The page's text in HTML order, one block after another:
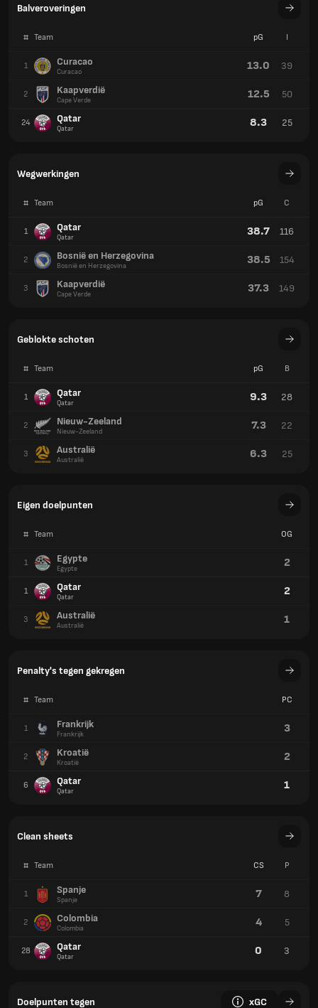
Balveroveringen
# Team pG I
1 Curacao
Curacao 13.0 39
2 Kaapverdië
Cape Verde 12.5 50
24 Qatar
Qatar 8.3 25
Wegwerkingen
# Team pG C
1 Qatar
Qatar 38.7 116
2 Bosnië en Herzegovina
Bosnië en Herzegovina 38.5 154
3 Kaapverdië
Cape Verde 37.3 149
Geblokte schoten
# Team pG B
1 Qatar
Qatar 9.3 28
2 Nieuw-Zeeland
Nieuw-Zeeland 7.3 22
3 Australië
Australië 6.3 25
Eigen doelpunten
# Team OG
1 Egypte
Egypte 2
1 Qatar
Qatar 2
3 Australië
Australië 1
Penalty's tegen gekregen
# Team PC
1 Frankrijk
Frankrijk 3
2 Kroatië
Kroatië 2
6 Qatar
Qatar 1
Clean sheets
# Team CS P
1 Spanje
Spanje 7 8
2 Colombia
Colombia 4 5
28 Qatar
Qatar 0 3
Doelpunten tegen xGC